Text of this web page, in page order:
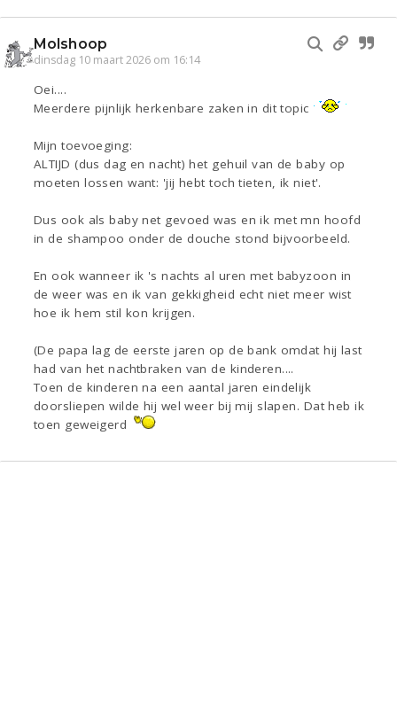
Molshoop
dinsdag 10 maart 2026 om 16:14
Oei....
Meerdere pijnlijk herkenbare zaken in dit topic
Mijn toevoeging:
ALTIJD (dus dag en nacht) het gehuil van de baby op
moeten lossen want: 'jij hebt toch tieten, ik niet'.
Dus ook als baby net gevoed was en ik met mn hoofd
in de shampoo onder de douche stond bijvoorbeeld.
En ook wanneer ik 's nachts al uren met babyzoon in
de weer was en ik van gekkigheid echt niet meer wist
hoe ik hem stil kon krijgen.
(De papa lag de eerste jaren op de bank omdat hij last
had van het nachtbraken van de kinderen....
Toen de kinderen na een aantal jaren eindelijk
doorsliepen wilde hij wel weer bij mij slapen. Dat heb ik
toen geweigerd